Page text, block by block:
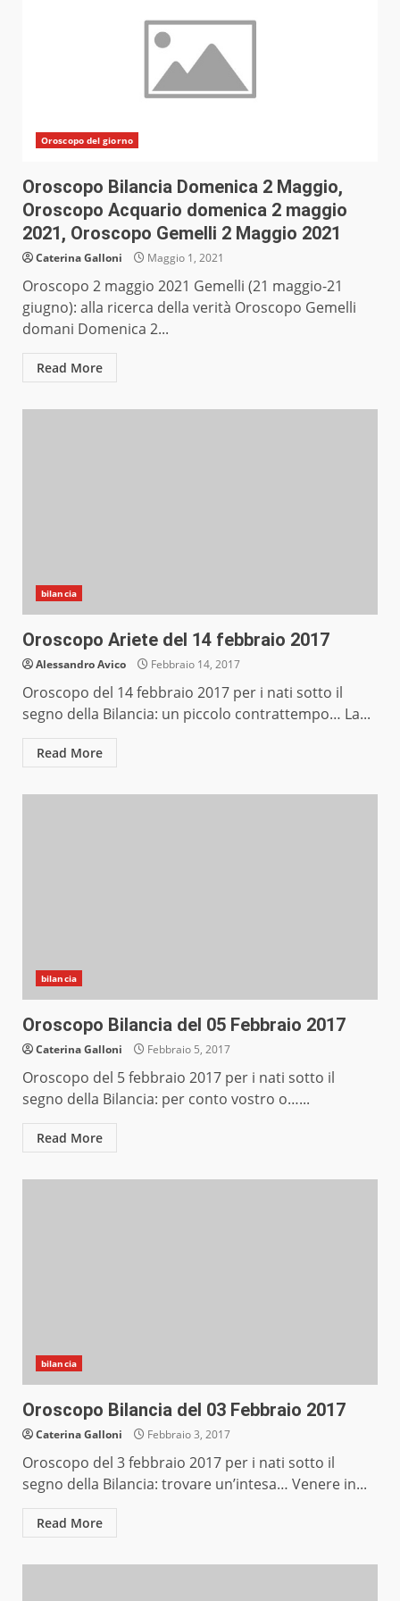
Oroscopo del giorno
Oroscopo Bilancia Domenica 2 Maggio,
Oroscopo Acquario domenica 2 maggio
2021, Oroscopo Gemelli 2 Maggio 2021
Caterina Galloni Maggio 1, 2021
Oroscopo 2 maggio 2021 Gemelli (21 maggio-21
giugno): alla ricerca della verità Oroscopo Gemelli
domani Domenica 2...
Read More
bilancia
Oroscopo Ariete del 14 febbraio 2017
Alessandro Avico Febbraio 14, 2017
Oroscopo del 14 febbraio 2017 per i nati sotto il
segno della Bilancia: un piccolo contrattempo… La...
Read More
bilancia
Oroscopo Bilancia del 05 Febbraio 2017
Caterina Galloni Febbraio 5, 2017
Oroscopo del 5 febbraio 2017 per i nati sotto il
segno della Bilancia: per conto vostro o…...
Read More
bilancia
Oroscopo Bilancia del 03 Febbraio 2017
Caterina Galloni Febbraio 3, 2017
Oroscopo del 3 febbraio 2017 per i nati sotto il
segno della Bilancia: trovare un’intesa… Venere in...
Read More